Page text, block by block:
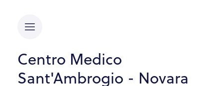
Centro Medico
Sant'Ambrogio - Novara